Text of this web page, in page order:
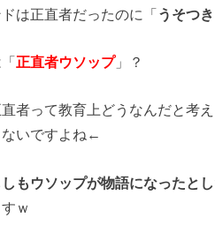
は正直者だったのに「うそつ
正直者ウソップ」？
者って教育上どうなんだと考
ないですよね←
しもウソップが物語になったと
ｗ